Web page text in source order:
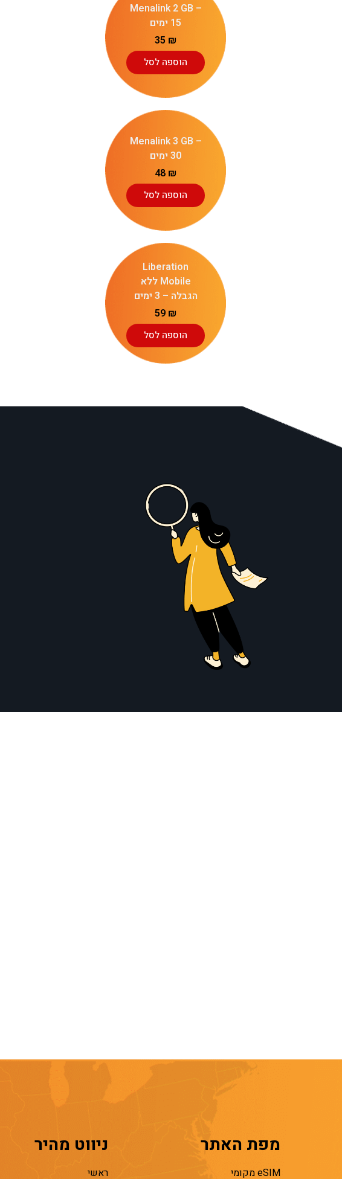
Menalink 2 GB –
15 ימים
35 ₪
הוספה לסל
Menalink 3 GB –
30 ימים
48 ₪
הוספה לסל
Liberation
Mobile ללא
הגבלה – 3 ימים
59 ₪
הוספה לסל
מפת האתר
eSIM מקומי
ניווט מהיר
ראשי